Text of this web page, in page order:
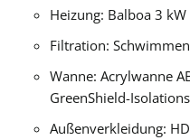
Heizung: Balboa 3 kW
Filtration:
Wanne: Acrylwanne
GreenShield-
Außenverkleidung: